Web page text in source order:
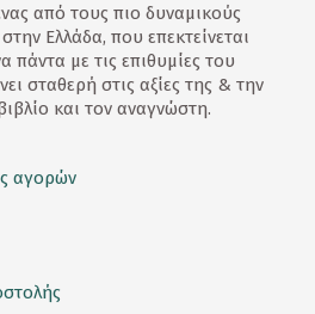
από τους πιο δυναμικούς
Ελλάδα, που επεκτείνεται
με τις επιθυμίες του
σταθερή στις αξίες της & την
και τον αναγνώστη.
αγορών